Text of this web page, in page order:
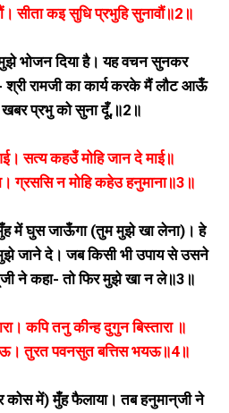
सीता कइ सुधि प्रभुहि सुनावौं॥2॥
भोजन दिया है। यह वचन सुनकर
रामजी का कार्य करके मैं लौट आऊँ
खबर प्रभु को सुना दूँ,॥2॥
सत्य कहउँ मोहि जान दे माई॥
ग्रससि न मोहि कहेउ हनुमाना॥3॥
में घुस जाऊँगा (तुम मुझे खा लेना)। हे
जाने दे। जब किसी भी उपाय से उसने
ने कहा- तो फिर मुझे खा न ले॥3॥
कपि तनु कीन्ह दुगुन बिस्तारा ॥
तुरत पवनसुत बत्तिस भयऊ॥4॥
कोस में) मुँह फैलाया। तब हनुमान्‌जी ने